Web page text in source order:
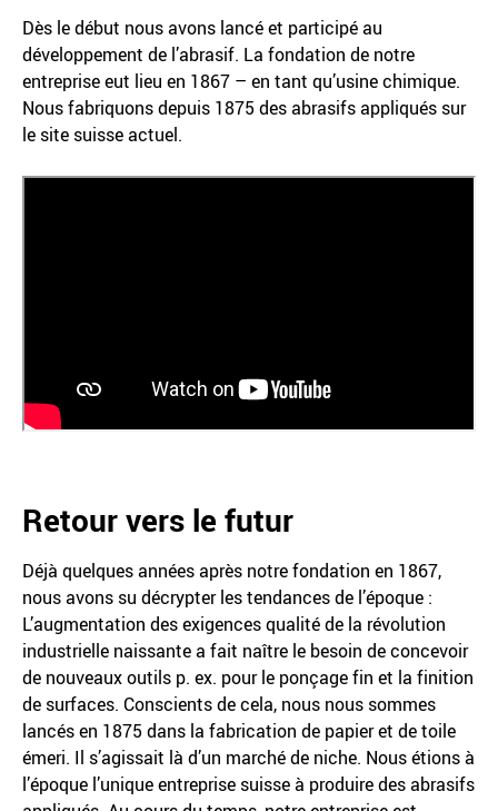
Dès le début nous avons lancé et participé au
développement de l’abrasif. La fondation de notre
entreprise eut lieu en 1867 – en tant qu’usine chimique.
Nous fabriquons depuis 1875 des abrasifs appliqués sur
le site suisse actuel.
Retour vers le futur
Déjà quelques années après notre fondation en 1867,
nous avons su décrypter les tendances de l’époque :
L’augmentation des exigences qualité de la révolution
industrielle naissante a fait naître le besoin de concevoir
de nouveaux outils p. ex. pour le ponçage fin et la finition
de surfaces. Conscients de cela, nous nous sommes
lancés en 1875 dans la fabrication de papier et de toile
émeri. Il s’agissait là d’un marché de niche. Nous étions à
l’époque l’unique entreprise suisse à produire des abrasifs